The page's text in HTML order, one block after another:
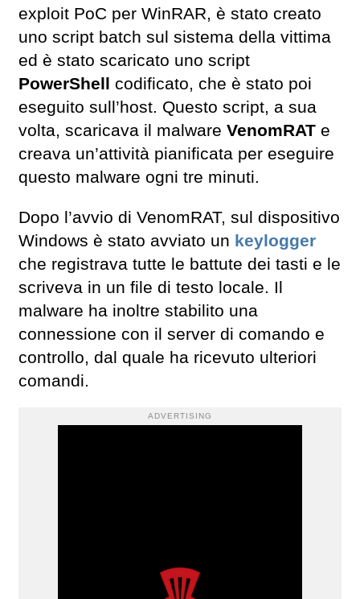
exploit PoC per WinRAR, è stato creato
uno script batch sul sistema della vittima
ed è stato scaricato uno script
PowerShell codificato, che è stato poi
eseguito sull’host. Questo script, a sua
volta, scaricava il malware VenomRAT e
creava un’attività pianificata per eseguire
questo malware ogni tre minuti.
Dopo l’avvio di VenomRAT, sul dispositivo
Windows è stato avviato un keylogger
che registrava tutte le battute dei tasti e le
scriveva in un file di testo locale. Il
malware ha inoltre stabilito una
connessione con il server di comando e
controllo, dal quale ha ricevuto ulteriori
comandi.
ADVERTISING